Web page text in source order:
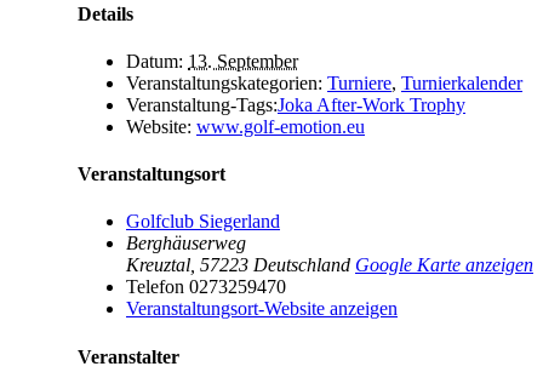
Details
Datum: 13. September
Veranstaltungskategorien: Turniere, Turnierkalender
Veranstaltung-Tags:Joka After-Work Trophy
Website: www.golf-emotion.eu
Veranstaltungsort
Golfclub Siegerland
Berghäuserweg
Kreuztal 57223 Deutschland Google Karte anzeigen
Telefon 0273259470
Veranstaltungsort-Website anzeigen
Veranstalter